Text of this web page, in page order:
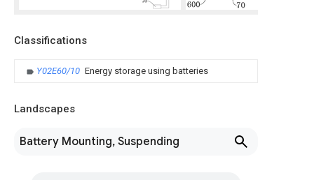
Classifications
Y02E60/10 Energy storage using batteries
Landscapes
Battery Mounting, Suspending